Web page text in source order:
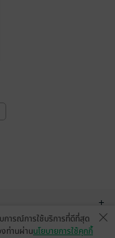
+
การณ์การใช้บริการที่ดีที่สุด
ท่านผ่านนโยบายการใช้คุกกี้